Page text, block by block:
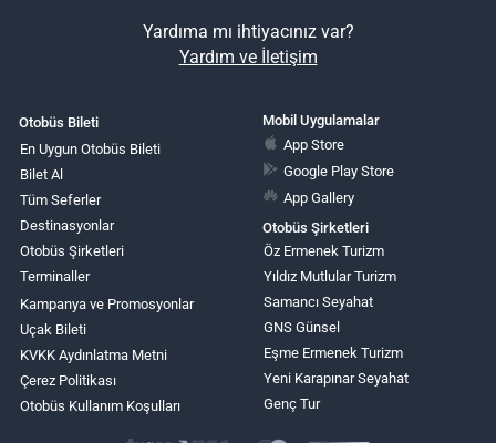
Yardıma mı ihtiyacınız var?
Yardım ve İletişim
Otobüs Bileti
En Uygun Otobüs Bileti
Bilet Al
Tüm Seferler
Destinasyonlar
Otobüs Şirketleri
Terminaller
Kampanya ve Promosyonlar
Uçak Bileti
KVKK Aydınlatma Metni
Çerez Politikası
Otobüs Kullanım Koşulları
Mobil Uygulamalar
App Store
Google Play Store
App Gallery
Otobüs Şirketleri
Öz Ermenek Turizm
Yıldız Mutlular Turizm
Samancı Seyahat
GNS Günsel
Eşme Ermenek Turizm
Yeni Karapınar Seyahat
Genç Tur